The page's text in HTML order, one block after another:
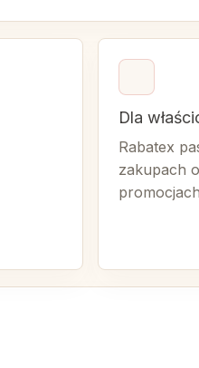
Dla
Rabatex
zakupach